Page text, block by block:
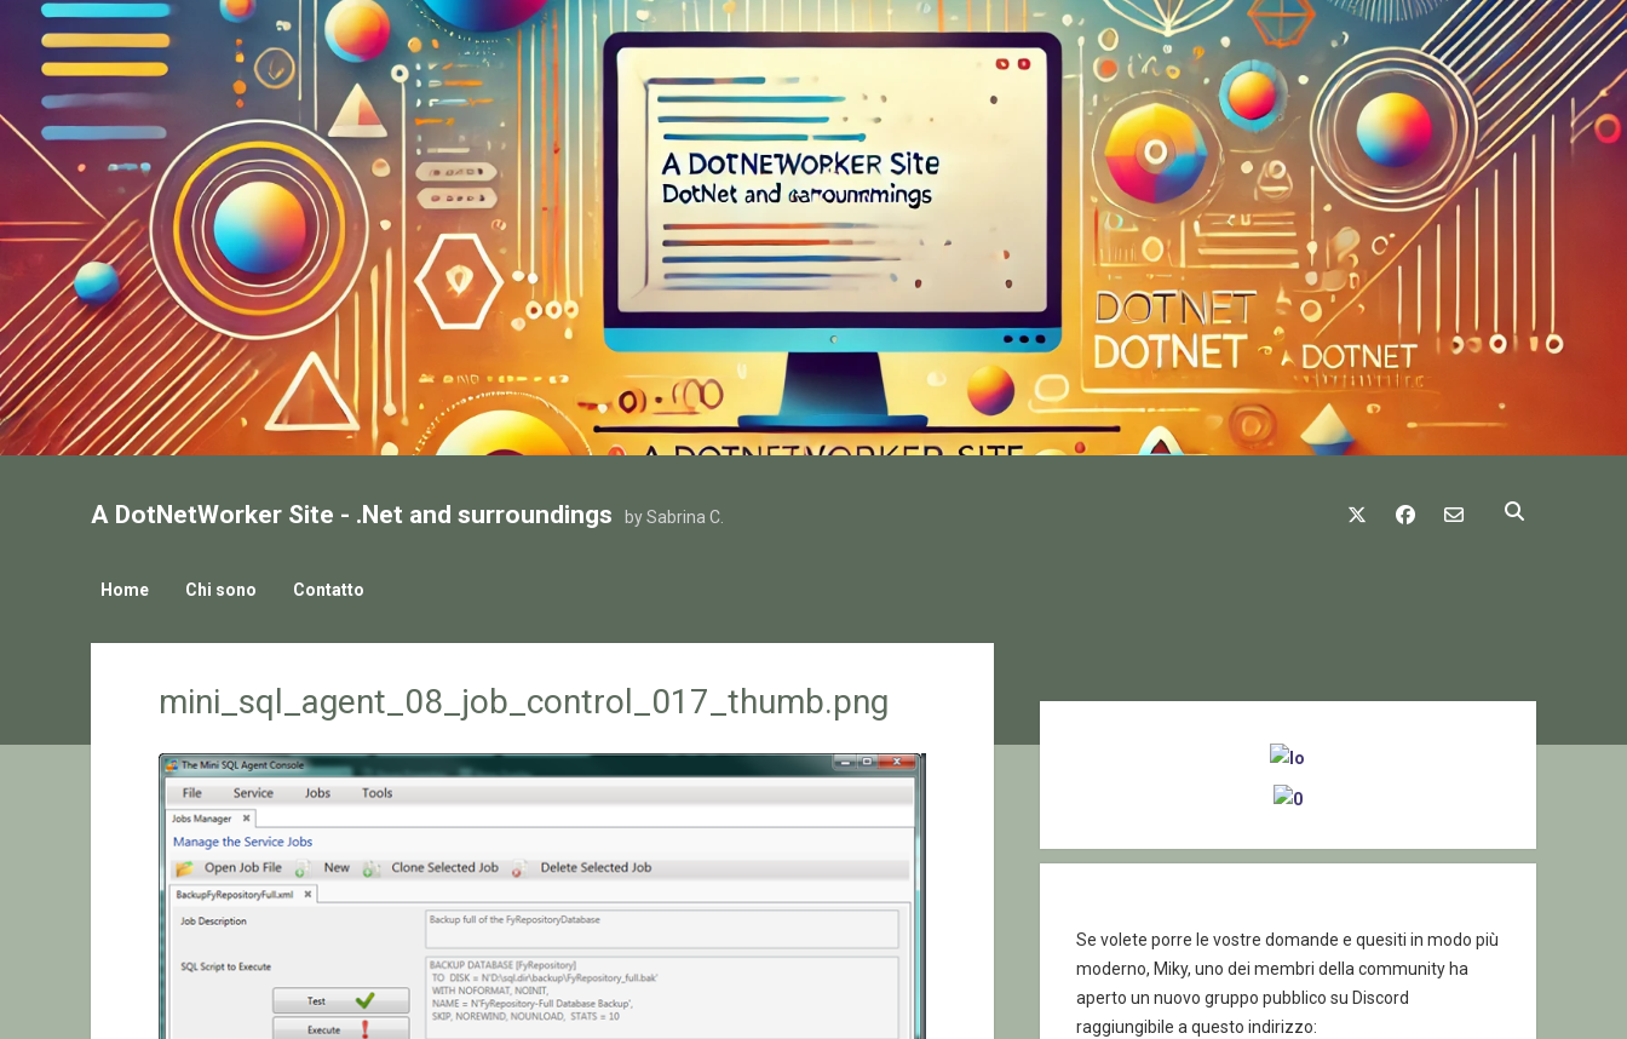
A DotNetWorker Site - .Net and surroundings by Sabrina C.
twitter facebook
email-form
Home Chi sono Contatto
mini_sql_agent_08_job_control_017_thumb.png
Se volete porre le vostre domande e quesiti in modo più
moderno, Miky, uno dei membri della community ha
aperto un nuovo gruppo pubblico su Discord
raggiungibile a questo indirizzo: